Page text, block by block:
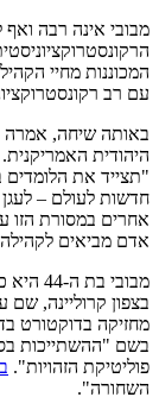
מבובי אינה רבה
המכוננות מחיי
עם רב
באותה שיחה, אמרה
היהודית
"תצייד את הלומדים
חדשות לעולם –
אחרים במסורת הזו
אדם מביאים לקהילה
מבובי
בצפון קרוליינה, שם
בשם "ההשתייכות
פוליטיקת הזהויות".
השחורה".